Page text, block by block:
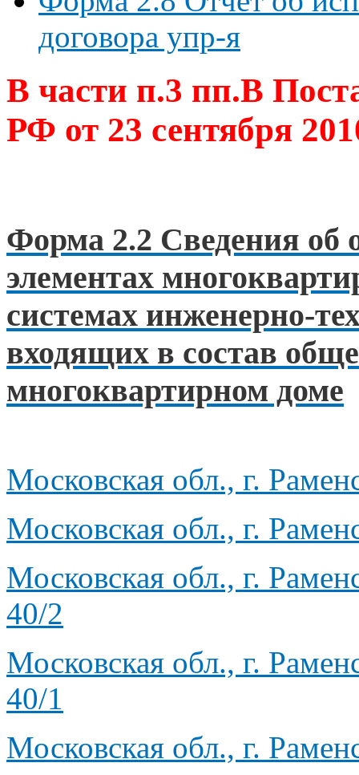
договора упр-я
В части п.3 пп.В
РФ от 23 сентября
Форма 2.2 Сведения об
элементах
системах инженерно-
входящих в состав
многоквартирном доме
Московская обл., г.
Московская обл., г.
Московская обл., г.
40/2
Московская обл., г.
40/1
Московская обл., г.